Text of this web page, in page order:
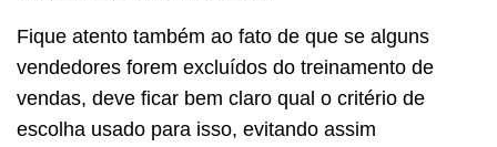
Fique atento também ao fato de que se alguns
vendedores forem excluídos do treinamento de
vendas, deve ficar bem claro qual o critério de
escolha usado para isso, evitando assim